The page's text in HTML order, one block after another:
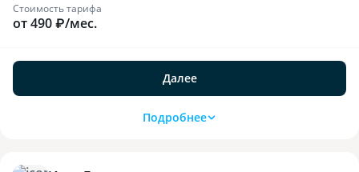
Стоимость тарифа
от 490 ₽/мес.
Далее
Подробнее